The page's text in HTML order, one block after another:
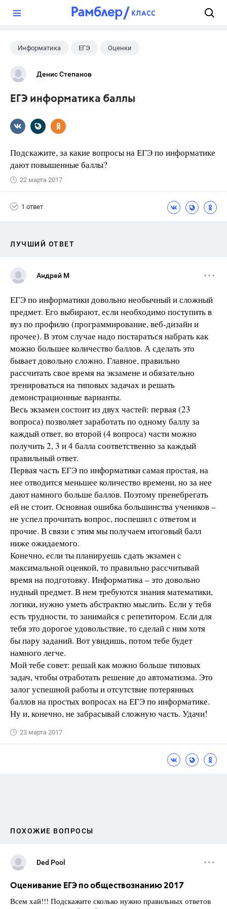
Информатика ЕГЭ Оценки
Денис Степанов
ЕГЭ информатика баллы
Подскажите, за какие вопросы на ЕГЭ по информатике
дают повышенные баллы?
22 марта 2017
1 ответ
ЛУЧШИЙ ОТВЕТ
Андрей М
ЕГЭ по информатики довольно необычный и сложный
предмет. Его выбирают, если необходимо поступить в
вуз по профилю (программирование, веб-дизайн и
прочее). В этом случае надо постараться набрать как
можно большее количество баллов. А сделать это
бывает довольно сложно. Главное, правильно
рассчитать свое время на экзамене и обязательно
тренироваться на типовых задачах и решать
демонстрационные варианты.
Весь экзамен состоит из двух частей: первая (23
вопроса) позволяет заработать по одному баллу за
каждый ответ, во второй (4 вопроса) части можно
получить 2, 3 и 4 балла соответственно за каждый
правильный ответ.
Первая часть ЕГЭ по информатики самая простая, на
нее отводится меньшее количество времени, но за нее
дают намного больше баллов. Поэтому пренебрегать
ей не стоит. Основная ошибка большинства учеников –
не успел прочитать вопрос, поспешил с ответом и
прочие. В связи с этим мы получаем итоговый балл
ниже ожидаемого.
Конечно, если ты планируешь сдать экзамен с
максимальной оценкой, то правильно рассчитывай
время на подготовку. Информатика – это довольно
нудный предмет. В нем требуются знания математики,
логики, нужно уметь абстрактно мыслить. Если у тебя
есть трудности, то занимайся с репетитором. Если для
тебя это дорогое удовольствие, то сделай с ним хотя
бы пару заданий. Вот увидишь, потом тебе будет
намного легче.
Мой тебе совет: решай как можно больше типовых
задач, чтобы отработать решение до автоматизма. Это
залог успешной работы и отсутствие потерянных
баллов на простых вопросах на ЕГЭ по информатике.
Ну и, конечно, не забрасывай сложную часть. Удачи!
23 марта 2017
ПОХОЖИЕ ВОПРОСЫ
Ded Pool
Оценивание ЕГЭ по обществознанию 2017
Всем хай!!! Подскажите сколько нужно правильных ответов